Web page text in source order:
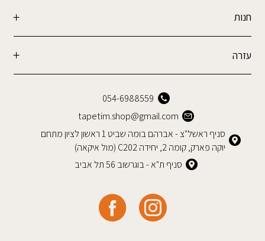
חנות
עזרה
054-6988559
tapetim.shop@gmail.com
סניף ראשל"צ - אברהם בומה שביט 1 ראשון לציון מתחם
יוקה פארק, קומה 2, יחידה C202 (מול איקאה)
סניף ת"א - בוגרשוב 56 תל אביב